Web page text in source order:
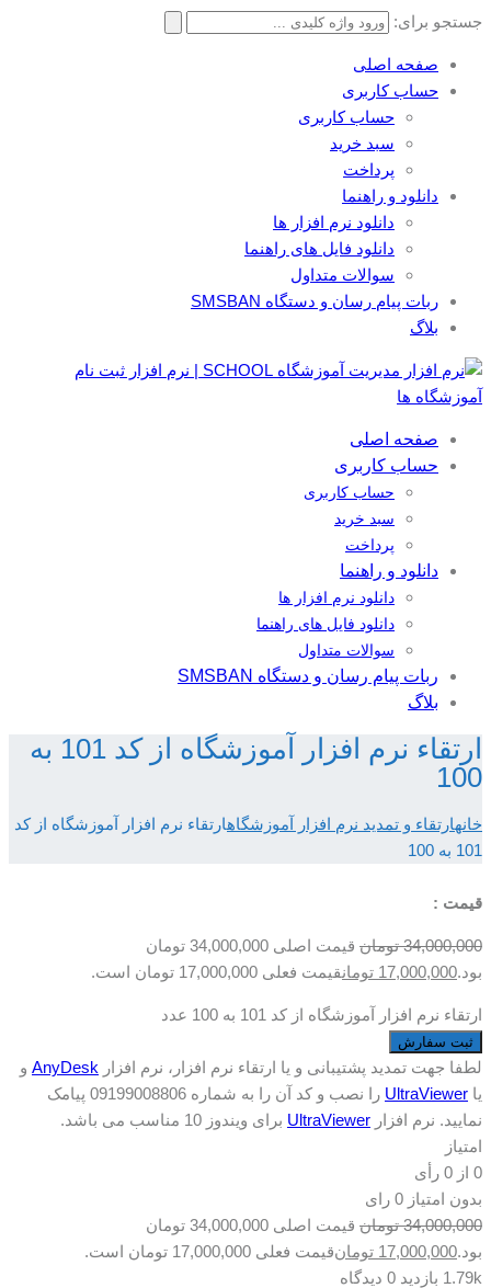
جستجو برای:
صفحه اصلی
حساب کاربری
حساب کاربری
سبد خرید
پرداخت
دانلود و راهنما
دانلود نرم افزار ها
دانلود فایل های راهنما
سوالات متداول
ربات پیام رسان و دستگاه SMSBAN
بلاگ
صفحه اصلی
حساب کاربری
حساب کاربری
سبد خرید
پرداخت
دانلود و راهنما
دانلود نرم افزار ها
دانلود فایل های راهنما
سوالات متداول
ربات پیام رسان و دستگاه SMSBAN
بلاگ
ارتقاء نرم افزار آموزشگاه از کد 101 به
100
خانهارتقاء و تمدید نرم افزار آموزشگاهارتقاء نرم افزار آموزشگاه از کد
101 به 100
قیمت :
34,000,000 تومان
قیمت اصلی 34,000,000 تومان
بود.17,000,000 تومانقیمت فعلی 17,000,000 تومان است.
ارتقاء نرم افزار آموزشگاه از کد 101 به 100 عدد
ثبت سفارش
لطفا جهت تمدید پشتیبانی و یا ارتقاء نرم افزار، نرم افزار AnyDesk و
یا UltraViewer
را نصب و کد آن را به شماره 09199008806 پیامک
نمایید. نرم افزار UltraViewer برای ویندوز 10 مناسب می باشد.
امتیاز
0 از 0 رأی
بدون امتیاز 0 رای
34,000,000 تومان
قیمت اصلی 34,000,000 تومان
بود.17,000,000 تومانقیمت فعلی 17,000,000 تومان است.
1.79k بازدید